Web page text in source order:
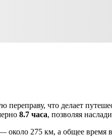
переправу, что делает
8.7 часа, позволяя
около 275 км, а общее время